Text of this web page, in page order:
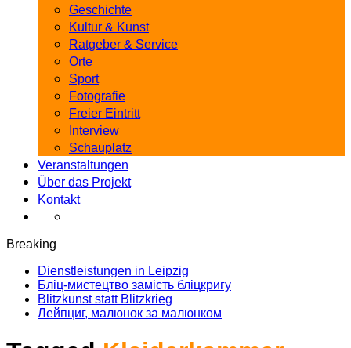
Geschichte
Kultur & Kunst
Ratgeber & Service
Orte
Sport
Fotografie
Freier Eintritt
Interview
Schauplatz
Veranstaltungen
Über das Projekt
Kontakt
Breaking
Dienstleistungen in Leipzig
Бліц-мистецтво замість бліцкригу
Blitzkunst statt Blitzkrieg
Лейпциг, малюнок за малюнком